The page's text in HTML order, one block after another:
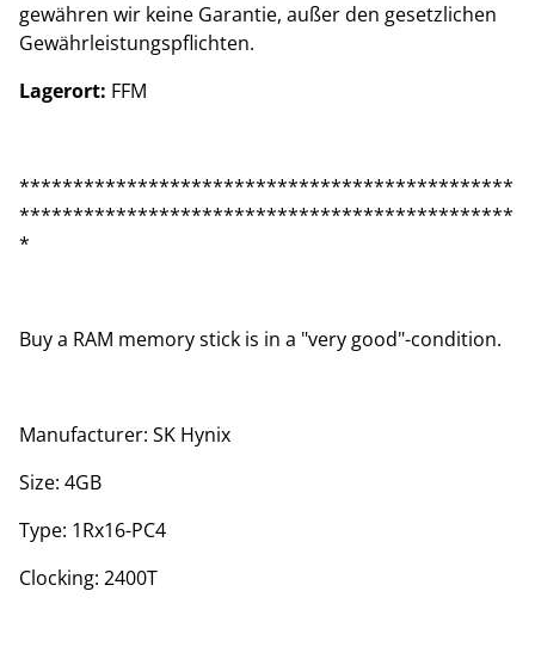
gewähren wir keine Garantie, außer den gesetzlichen
Gewährleistungspflichten.
Lagerort: FFM
**********************************************
**********************************************
*
Buy a RAM memory stick is in a "very good"-condition.
Manufacturer: SK Hynix
Size: 4GB
Type: 1Rx16-PC4
Clocking: 2400T